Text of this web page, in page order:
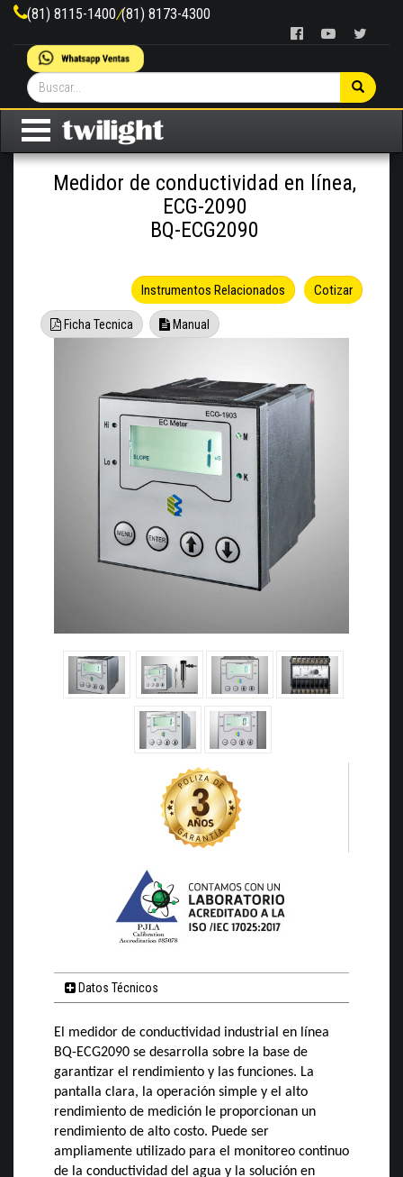
(81) 8115-1400/(81) 8173-4300
Medidor de conductividad en línea,
ECG-2090
BQ-ECG2090
Cotizar
Instrumentos Relacionados
Ficha Tecnica Manual
Datos Técnicos
El medidor de conductividad industrial en línea
BQ-ECG2090 se desarrolla sobre la base de
garantizar el rendimiento y las funciones. La
pantalla clara, la operación simple y el alto
rendimiento de medición le proporcionan un
rendimiento de alto costo. Puede ser
ampliamente utilizado para el monitoreo continuo
de la conductividad del agua y la solución en